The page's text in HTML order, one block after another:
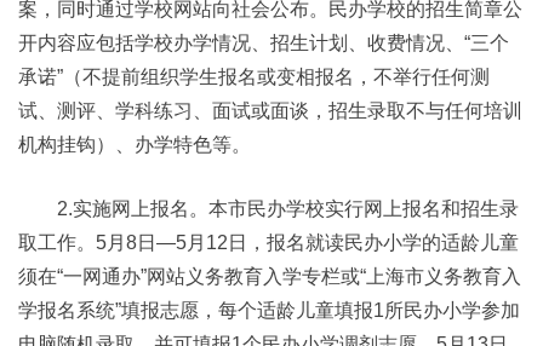
案，同时通过学校网站向社会公布。民办学校的招生简章公
开内容应包括学校办学情况、招生计划、收费情况、“三个
承诺”（不提前组织学生报名或变相报名，不举行任何测
试、测评、学科练习、面试或面谈，招生录取不与任何培训
机构挂钩）、办学特色等。
2.实施网上报名。本市民办学校实行网上报名和招生录
取工作。5月8日—5月12日，报名就读民办小学的适龄儿童
须在“一网通办”网站义务教育入学专栏或“上海市义务教育入
学报名系统”填报志愿，每个适龄儿童填报1所民办小学参加